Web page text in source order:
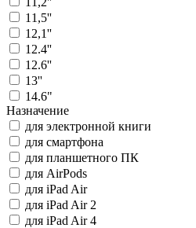
11,5''
12,1''
12.4''
12.6''
13''
14.6"
Назначение
для электронной книги
для смартфона
для планшетного ПК
для AirPods
для iPad Air
для iPad Air 2
для iPad Air 4